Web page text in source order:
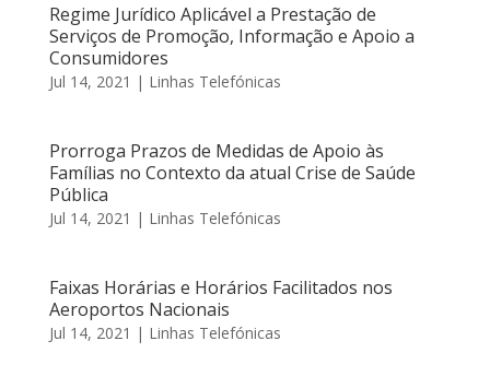
Regime Jurídico Aplicável a Prestação de
Serviços de Promoção, Informação e Apoio a
Consumidores
Jul 14, 2021 | Linhas Telefónicas
Prorroga Prazos de Medidas de Apoio às
Famílias no Contexto da atual Crise de Saúde
Pública
Jul 14, 2021 | Linhas Telefónicas
Faixas Horárias e Horários Facilitados nos
Aeroportos Nacionais
Jul 14, 2021 | Linhas Telefónicas